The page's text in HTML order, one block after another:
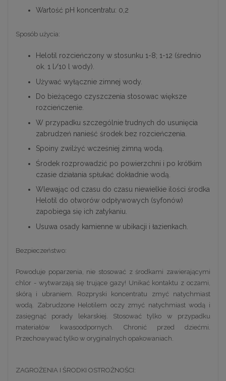
Wartość pH koncentratu: 0,2
Sposób użycia:
Helotil rozcieńczony w stosunku 1-8; 1-12 (średnio
ok. 1 l/10 l wody).
Używać wyłącznie zimnej wody.
Do bieżącego czyszczenia stosowac większe
rozcieńczenie.
W przypadku szczególnie trudnych do usunięcia
zabrudzeń nanieść środek bez rozcieńczenia.
Spoiny zwilżyć wcześniej zimną wodą.
Środek rozprowadzić po powierzchni i po krótkim
czasie działania spłukać dokładnie wodą.
Wlewając od czasu do czasu niewielkie ilości środka
Helotil do otworów odpływowych (syfonów)
zapobiega się ich zatykaniu.
Usuwa osady kamienne w ubikacji i łazienkach.
Bezpieczeństwo:
Powoduje poparzenia, nie stosować z środkami zawierającymi
chlor - wytwarzają się trujące gazy! Unikać kontaktu z oczami,
skórą i ubraniem. Rozpryski koncentratu zmyć natychmiast
wodą. Zabrudzone Helotilem oczy zmyć natychmiast wodą i
zasięgnąć porady lekarskiej. Stosować tylko w przypadku
materiałów kwasoodpornych. Chronić przed dziećmi.
Przechowywać tylko w oryginalnych opakowaniach.
ZAGROŻENIA I ŚRODKI OSTROŻNOŚCI: